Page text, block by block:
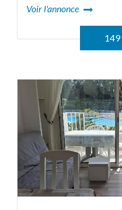
Voir l'annonce